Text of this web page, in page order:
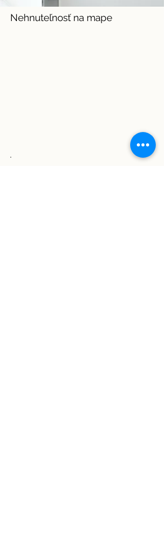
Nehnuteľnosť na mape